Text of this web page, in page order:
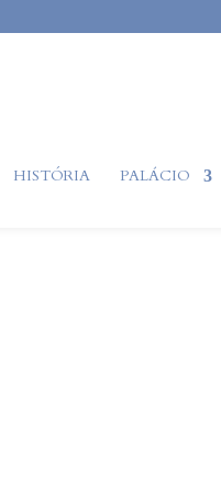
HISTÓRIA PALÁCIO